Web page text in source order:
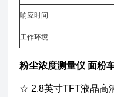
响应时间
工作环境
粉尘浓度测量仪 面粉
☆ 2.8英寸TFT液晶高